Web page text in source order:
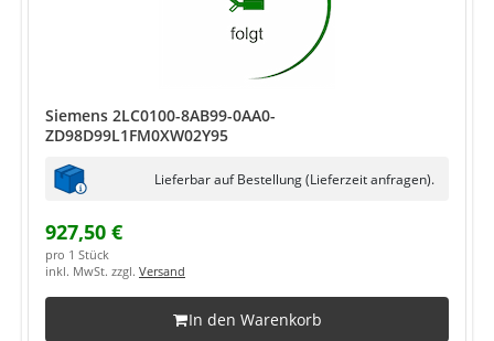
Siemens 2LC0100-8AB99-0AA0-
ZD98D99L1FM0XW02Y95
Lieferbar auf Bestellung (Lieferzeit anfragen).
927,50 €
pro 1 Stück
inkl. MwSt. zzgl. Versand
In den Warenkorb